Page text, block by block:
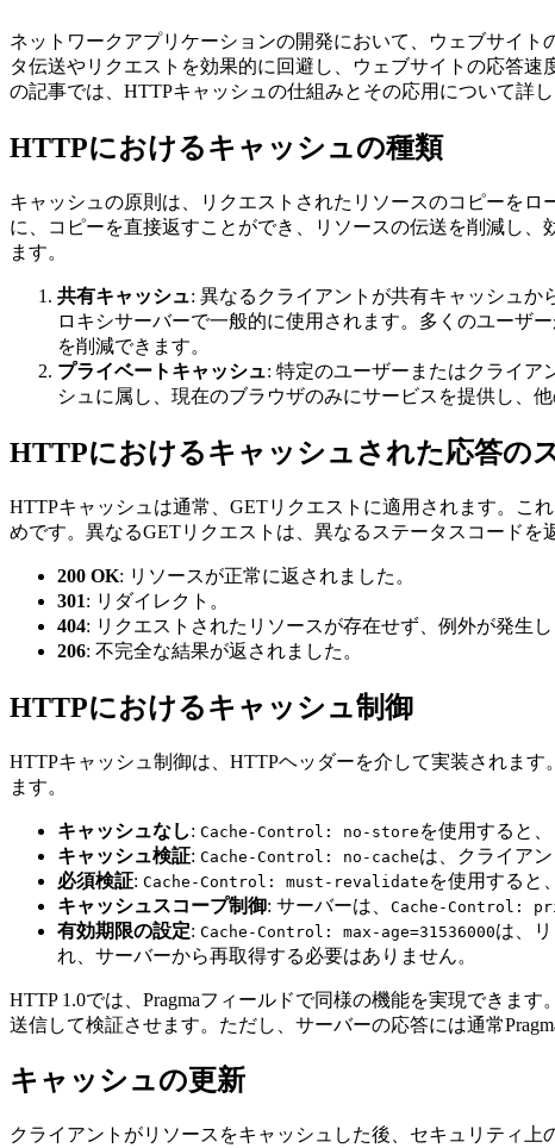
ネットワークアプリケーションの開発において、ウェブサイ
タ伝送やリクエストを効果的に回避し、ウェブサイトの応答
の記事では、HTTPキャッシュの仕組みとその応用について詳し
HTTPにおけるキャッシュの種類
キャッシュの原則は、リクエストされたリソースのコピーを
に、コピーを直接返すことができ、リソースの伝送を削減し
ます。
共有キャッシュ: 異なるクライアントが共有キャッシュ
ロキシサーバーで一般的に使用されます。多くのユーザ
を削減できます。
プライベートキャッシュ: 特定のユーザーまたはクライア
シュに属し、現在のブラウザのみにサービスを提供し、
HTTPにおけるキャッシュされた応答の
HTTPキャッシュは通常、GETリクエストに適用されます。こ
めです。異なるGETリクエストは、異なるステータスコードを
200 OK: リソースが正常に返されました。
301: リダイレクト。
404: リクエストされたリソースが存在せず、例外が発生し
206: 不完全な結果が返されました。
HTTPにおけるキャッシュ制御
HTTPキャッシュ制御は、HTTPヘッダーを介して実装されま
ます。
キャッシュなし: Cache-Control: no-store を使用すると
キャッシュ検証: Cache-Control: no-cacheは、クライア
必須検証: Cache-Control: must-revalidate を使用すると
キャッシュスコープ制御: サーバーは、 Cache-Control:
有効期限の設定: Cache-Control: max-age=31536000は、
れ、サーバーから再取得する必要はありません。
HTTP 1.0では、Pragmaフィールドで同様の機能を実現できます
送信して検証させます。ただし、サーバーの応答には通常
キャッシュの更新
クライアントがリソースをキャッシュした後、セキュリティ